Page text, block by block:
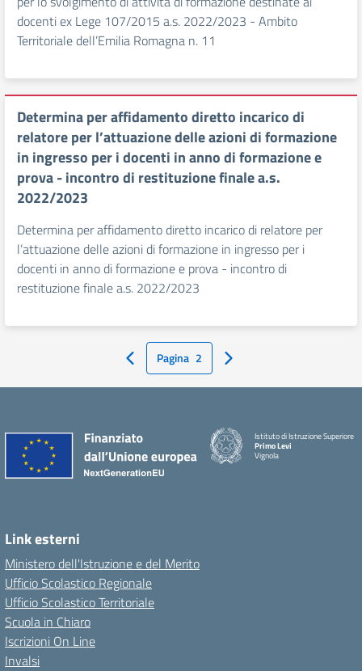
docenti ex Lege 107/2015 a.s. 2022/2023 - Ambito
Territoriale dell’Emilia Romagna n. 11
Determina per affidamento diretto incarico di
relatore per l’attuazione delle azioni di formazione
in ingresso per i docenti in anno di formazione e
prova - incontro di restituzione finale a.s.
2022/2023
Determina per affidamento diretto incarico di relatore per
l’attuazione delle azioni di formazione in ingresso per i
docenti in anno di formazione e prova - incontro di
restituzione finale a.s. 2022/2023
Pagina Precedente
Pagina 2 Pagina Successiva
Istituto di Istruzione Superiore
Primo Levi
Vignola
Link esterni
Ministero dell'Istruzione e del Merito
Ufficio Scolastico Regionale
Ufficio Scolastico Territoriale
Scuola in Chiaro
Iscrizioni On Line
Invalsi